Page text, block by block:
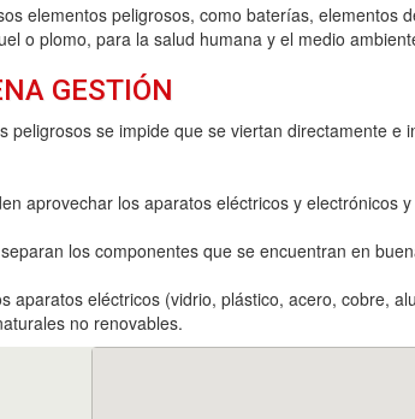
elementos peligrosos, como baterías,
o plomo, para la salud humana y el medio
GESTIÓN
peligrosos se impide que se viertan directamente
aprovechar los aparatos eléctricos y electrónicos
los componentes que se encuentran en
aparatos eléctricos (vidrio, plástico, acero, cobre,
no renovables.